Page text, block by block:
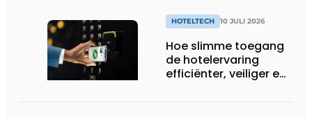
HOTELTECH 10 JULI 2026
Hoe slimme toegang
de hotelervaring
efficiënter, veiliger en